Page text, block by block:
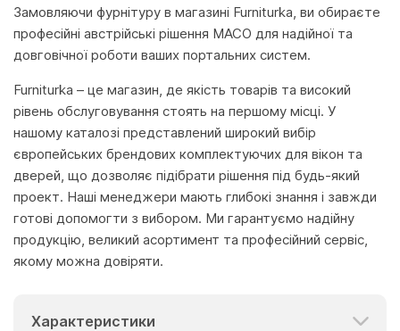
Замовляючи фурнітуру в магазині Furniturka, ви обираєте
професійні австрійські рішення MACO для надійної та
довговічної роботи ваших портальних систем.
Furniturka – це магазин, де якість товарів та високий
рівень обслуговування стоять на першому місці. У
нашому каталозі представлений широкий вибір
європейських брендових комплектуючих для вікон та
дверей, що дозволяє підібрати рішення під будь-який
проект. Наші менеджери мають глибокі знання і завжди
готові допомогти з вибором. Ми гарантуємо надійну
продукцію, великий асортимент та професійний сервіс,
якому можна довіряти.
Характеристики